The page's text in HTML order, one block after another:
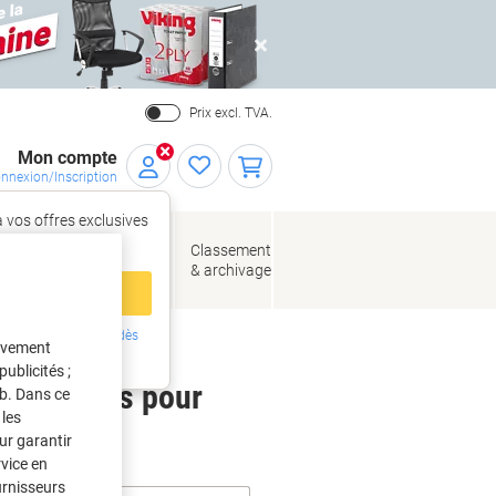
Close
Prix excl. TVA.
Mon compte
Inscription
vos offres exclusives
Inscrivez-vous dès
de bureau
Classement
& archivage
pour
;
Dans ce
garantir
en